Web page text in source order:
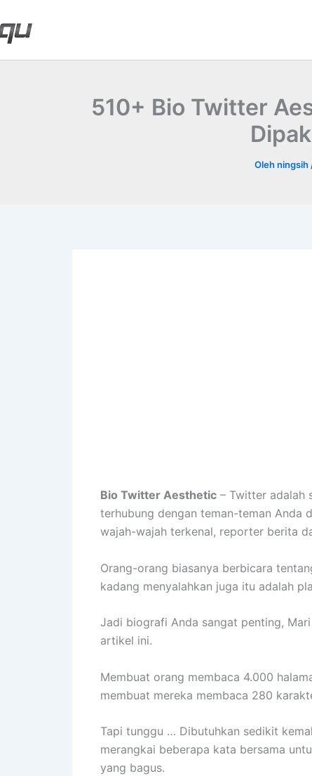
510+ Bio Twitter
Olehningsih
Bio Twitter Aesthetic – Twitter adalah
terhubung dengan teman-teman Anda
wajah-wajah terkenal, reporter berita
Orang-orang biasanya berbicara
kadang menyalahkan juga itu adalah
Jadi biografi Anda sangat penting,
artikel ini.
Membuat orang membaca 4.000
membuat mereka membaca 280
Tapi tunggu … Dibutuhkan sedikit
merangkai beberapa kata bersama
yang bagus.